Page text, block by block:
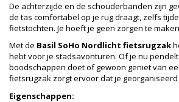
De achterzijde en de schouderbanden zijn
de tas comfortabel op je rug draagt, zelfs
fietstochten. Je hoeft je geen zorgen te
Met de Basil SoHo Nordlicht fietsrugzak
hebt voor je stadsavonturen. Of je nu
boodschappen doet of gewoon geniet van
fietsrugzak zorgt ervoor dat je
Eigenschappen: